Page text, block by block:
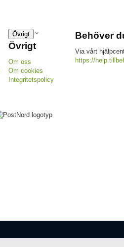
Övrigt
Övrigt
Om oss
Om cookies
Integritetspolicy
Behöver
Via vårt
https://